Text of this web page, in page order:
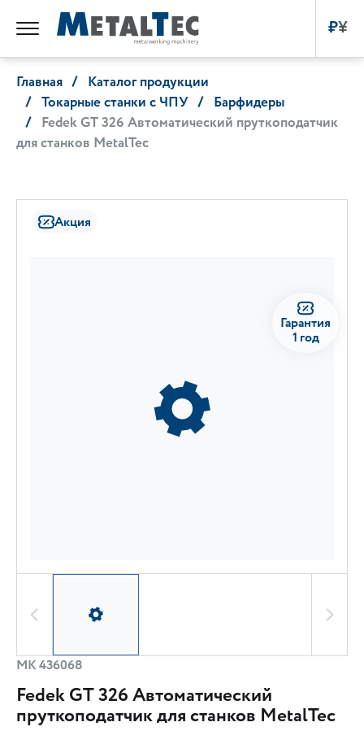
₽¥
Главная
Каталог продукции
Токарные станки с ЧПУ
Барфидеры
Fedek GT 326 Автоматический пруткоподатчик
для станков MetalTec
Акция
Гарантия
1 год
МК 436068
Fedek GT 326 Автоматический
пруткоподатчик для станков MetalTec